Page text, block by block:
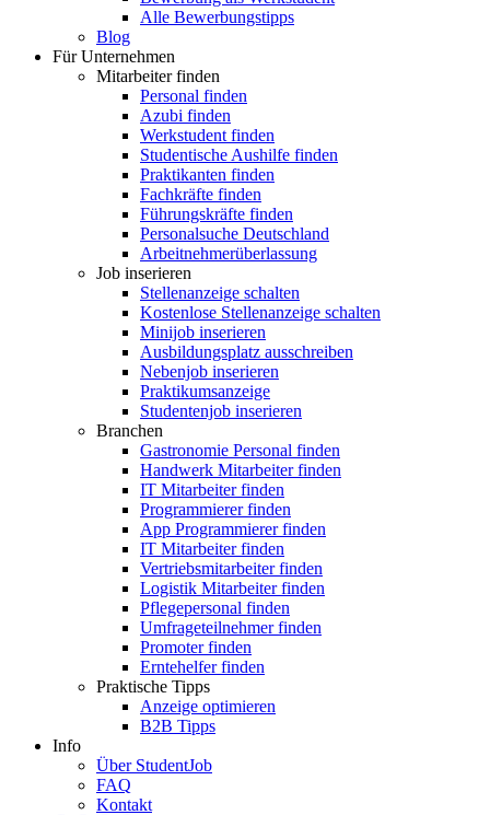
Alle Bewerbungstipps
Blog
Für Unternehmen
Mitarbeiter finden
Personal finden
Azubi finden
Werkstudent finden
Studentische Aushilfe finden
Praktikanten finden
Fachkräfte finden
Führungskräfte finden
Personalsuche Deutschland
Arbeitnehmerüberlassung
Job inserieren
Stellenanzeige schalten
Kostenlose Stellenanzeige schalten
Minijob inserieren
Ausbildungsplatz ausschreiben
Nebenjob inserieren
Praktikumsanzeige
Studentenjob inserieren
Branchen
Gastronomie Personal finden
Handwerk Mitarbeiter finden
IT Mitarbeiter finden
Programmierer finden
App Programmierer finden
IT Mitarbeiter finden
Vertriebsmitarbeiter finden
Logistik Mitarbeiter finden
Pflegepersonal finden
Umfrageteilnehmer finden
Promoter finden
Erntehelfer finden
Praktische Tipps
Anzeige optimieren
B2B Tipps
Info
Über StudentJob
FAQ
Kontakt